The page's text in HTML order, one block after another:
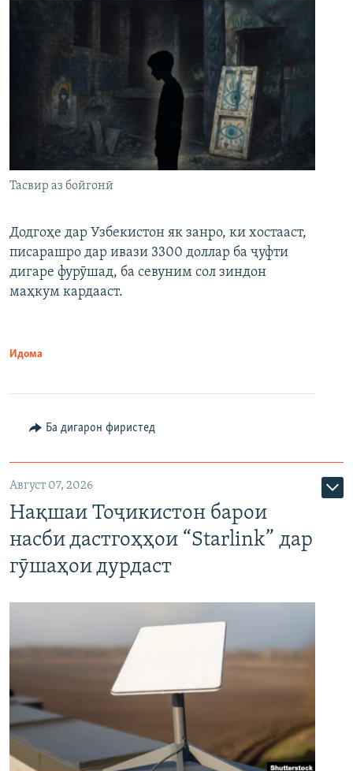
Тасвир аз бойгонӣ
Додгоҳе дар Узбекистон як занро, ки хостааст,
писарашро дар ивази 3300 доллар ба ҷуфти
дигаре фурӯшад, ба севуним сол зиндон
маҳкум кардааст.
Идома
Ба дигарон фиристед
Август 07, 2026
Нақшаи Тоҷикистон барои
насби дастгоҳҳои “Starlink” дар
гӯшаҳои дурдаст